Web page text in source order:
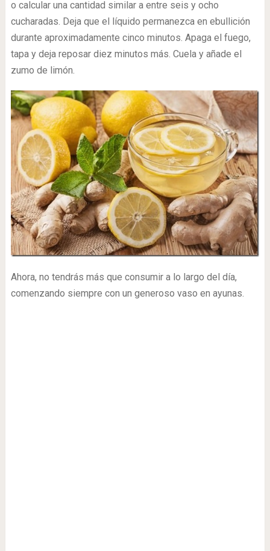
o calcular una cantidad similar a entre seis y ocho
cucharadas. Deja que el líquido permanezca en ebullición
durante aproximadamente cinco minutos. Apaga el fuego,
tapa y deja reposar diez minutos más. Cuela y añade el
zumo de limón.
Ahora, no tendrás más que consumir a lo largo del día,
comenzando siempre con un generoso vaso en ayunas.